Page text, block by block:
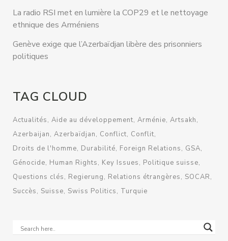
La radio RSI met en lumière la COP29 et le nettoyage
ethnique des Arméniens
Genève exige que l’Azerbaïdjan libère des prisonniers
politiques
TAG CLOUD
Actualités Aide au développement Arménie Artsakh
Azerbaijan Azerbaïdjan Conflict Conflit
Droits de l'homme Durabilité Foreign Relations
GSA
Génocide Human Rights Key Issues
Politique suisse
Questions clés
Regierung Relations étrangères
SOCAR
Succès
Suisse Swiss Politics Turquie